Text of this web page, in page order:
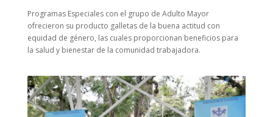
Programas Especiales con el grupo de Adulto Mayor
ofrecieron su producto galletas de la buena actitud con
equidad de género, las cuales proporcionan beneficios para
la salud y bienestar de la comunidad trabajadora.